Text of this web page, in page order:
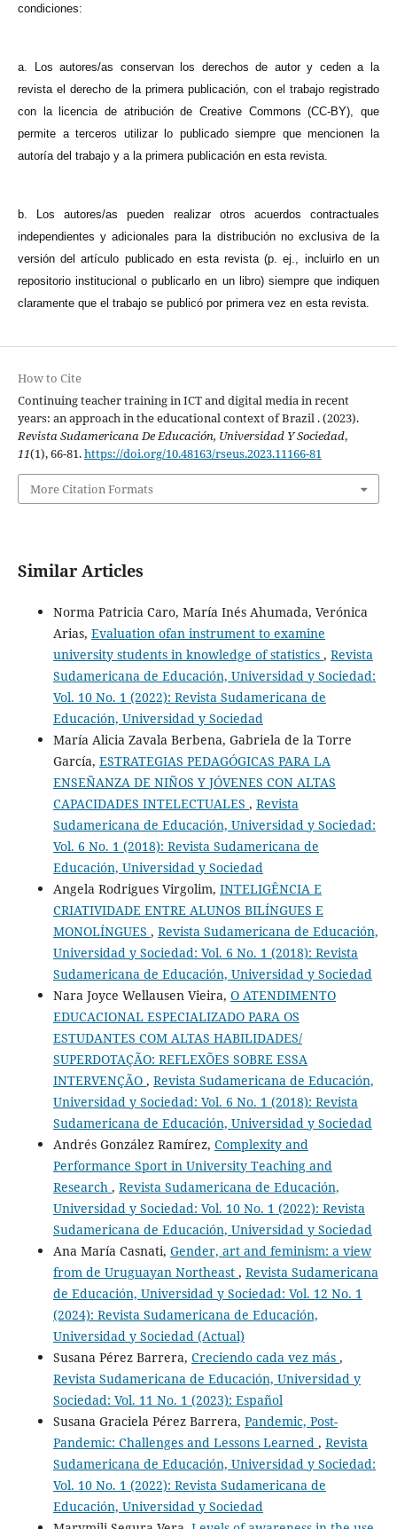
condiciones:
a. Los autores/as conservan los derechos de autor y ceden a la
revista el derecho de la primera publicación, con el trabajo registrado
con la licencia de atribución de Creative Commons (CC-BY), que
permite a terceros utilizar lo publicado siempre que mencionen la
autoría del trabajo y a la primera publicación en esta revista.
b. Los autores/as pueden realizar otros acuerdos contractuales
independientes y adicionales para la distribución no exclusiva de la
versión del artículo publicado en esta revista (p. ej., incluirlo en un
repositorio institucional o publicarlo en un libro) siempre que indiquen
claramente que el trabajo se publicó por primera vez en esta revista.
How to Cite
Continuing teacher training in ICT and digital media in recent
years: an approach in the educational context of Brazil . (2023).
Revista Sudamericana De Educación, Universidad Y Sociedad,
11(1), 66-81.https://doi.org/10.48163/rseus.2023.11166-81
More Citation Formats
Similar Articles
Norma Patricia Caro, María Inés Ahumada, Verónica
Arias, Evaluation ofan instrument to examine
university students in knowledge of statistics , Revista
Sudamericana de Educación, Universidad y Sociedad:
Vol. 10 No. 1 (2022): Revista Sudamericana de
Educación, Universidad y Sociedad
María Alicia Zavala Berbena, Gabriela de la Torre
García, ESTRATEGIAS PEDAGÓGICAS PARA LA
ENSEÑANZA DE NIÑOS Y JÓVENES CON ALTAS
CAPACIDADES INTELECTUALES , Revista
Sudamericana de Educación, Universidad y Sociedad:
Vol. 6 No. 1 (2018): Revista Sudamericana de
Educación, Universidad y Sociedad
Angela Rodrigues Virgolim, INTELIGÊNCIA E
CRIATIVIDADE ENTRE ALUNOS BILÍNGUES E
MONOLÍNGUES , Revista Sudamericana de Educación,
Universidad y Sociedad: Vol. 6 No. 1 (2018): Revista
Sudamericana de Educación, Universidad y Sociedad
Nara Joyce Wellausen Vieira, O ATENDIMENTO
EDUCACIONAL ESPECIALIZADO PARA OS
ESTUDANTES COM ALTAS HABILIDADES/
SUPERDOTAÇÃO: REFLEXÕES SOBRE ESSA
INTERVENÇÃO , Revista Sudamericana de Educación,
Universidad y Sociedad: Vol. 6 No. 1 (2018): Revista
Sudamericana de Educación, Universidad y Sociedad
Andrés González Ramírez, Complexity and
Performance Sport in University Teaching and
Research , Revista Sudamericana de Educación,
Universidad y Sociedad: Vol. 10 No. 1 (2022): Revista
Sudamericana de Educación, Universidad y Sociedad
Ana María Casnati, Gender, art and feminism: a view
from de Uruguayan Northeast , Revista Sudamericana
de Educación, Universidad y Sociedad: Vol. 12 No. 1
(2024): Revista Sudamericana de Educación,
Universidad y Sociedad (Actual)
Susana Pérez Barrera, Creciendo cada vez más ,
Revista Sudamericana de Educación, Universidad y
Sociedad: Vol. 11 No. 1 (2023): Español
Susana Graciela Pérez Barrera, Pandemic, Post-
Pandemic: Challenges and Lessons Learned , Revista
Sudamericana de Educación, Universidad y Sociedad:
Vol. 10 No. 1 (2022): Revista Sudamericana de
Educación, Universidad y Sociedad